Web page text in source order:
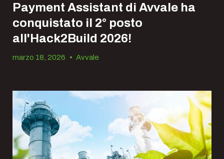
Payment Assistant di Avvale ha
conquistato il 2° posto
all'Hack2Build 2026!
marzo 18, 2026 • Avvale